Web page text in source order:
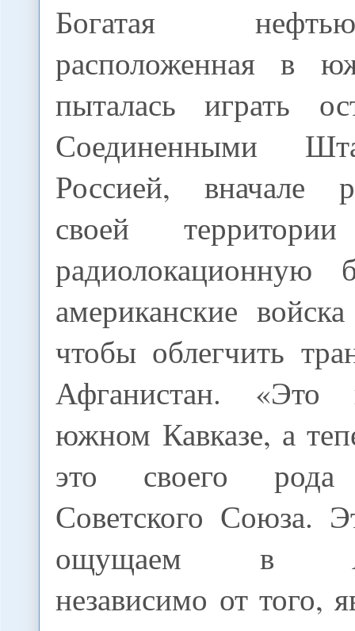
Богатая
расположенная в
пыталась играть
Соединенными
Россией, вначале
своей
радиолокационную
американские
чтобы облегчить
Афганистан. «Это
южном Кавказе, а
это своего рода
Советского Союза.
ощущаем в
независимо от того,